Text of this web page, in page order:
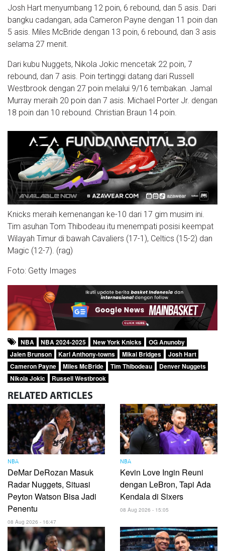
Josh Hart menyumbang 12 poin, 6 rebound, dan 5 asis. Dari
bangku cadangan, ada Cameron Payne dengan 11 poin dan
5 asis. Miles McBride dengan 13 poin, 6 rebound, dan 3 asis
selama 27 menit.
Dari kubu Nuggets, Nikola Jokic mencetak 22 poin, 7
rebound, dan 7 asis. Poin tertinggi datang dari Russell
Westbrook dengan 27 poin melalui 9/16 tembakan. Jamal
Murray meraih 20 poin dan 7 asis. Michael Porter Jr. dengan
18 poin dan 10 rebound. Christian Braun 14 poin.
Knicks meraih kemenangan ke-10 dari 17 gim musim ini.
Tim asuhan Tom Thibodeau itu menempati posisi keempat
Wilayah Timur di bawah Cavaliers (17-1), Celtics (15-2) dan
Magic (12-7). (rag)
Foto: Getty Images
NBA NBA 2024-2025 New York Knicks
OG Anunoby
Jalen Brunson
Karl Anthony-towns Mikal Bridges
Josh Hart
Cameron Payne
Miles McBride Tim Thibodeau
Denver Nuggets
Nikola Jokic
Russell Westbrook
RELATED ARTICLES
NBA
DeMar DeRozan Masuk
Radar Nuggets, Situasi
Peyton Watson Bisa Jadi
Penentu
08 Aug 2026 - 16:47
NBA
Kevin Love Ingin Reuni
dengan LeBron, Tapi Ada
Kendala di Sixers
08 Aug 2026 - 15:05